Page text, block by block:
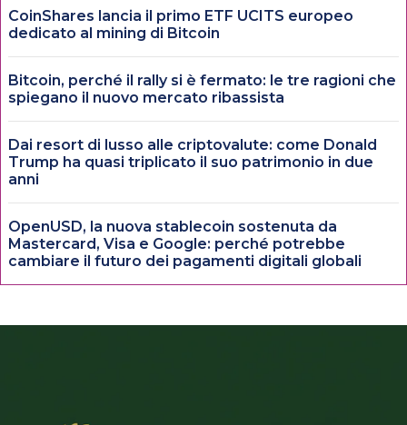
CoinShares lancia il primo ETF UCITS europeo
dedicato al mining di Bitcoin
Bitcoin, perché il rally si è fermato: le tre ragioni che
spiegano il nuovo mercato ribassista
Dai resort di lusso alle criptovalute: come Donald
Trump ha quasi triplicato il suo patrimonio in due
anni
OpenUSD, la nuova stablecoin sostenuta da
Mastercard, Visa e Google: perché potrebbe
cambiare il futuro dei pagamenti digitali globali